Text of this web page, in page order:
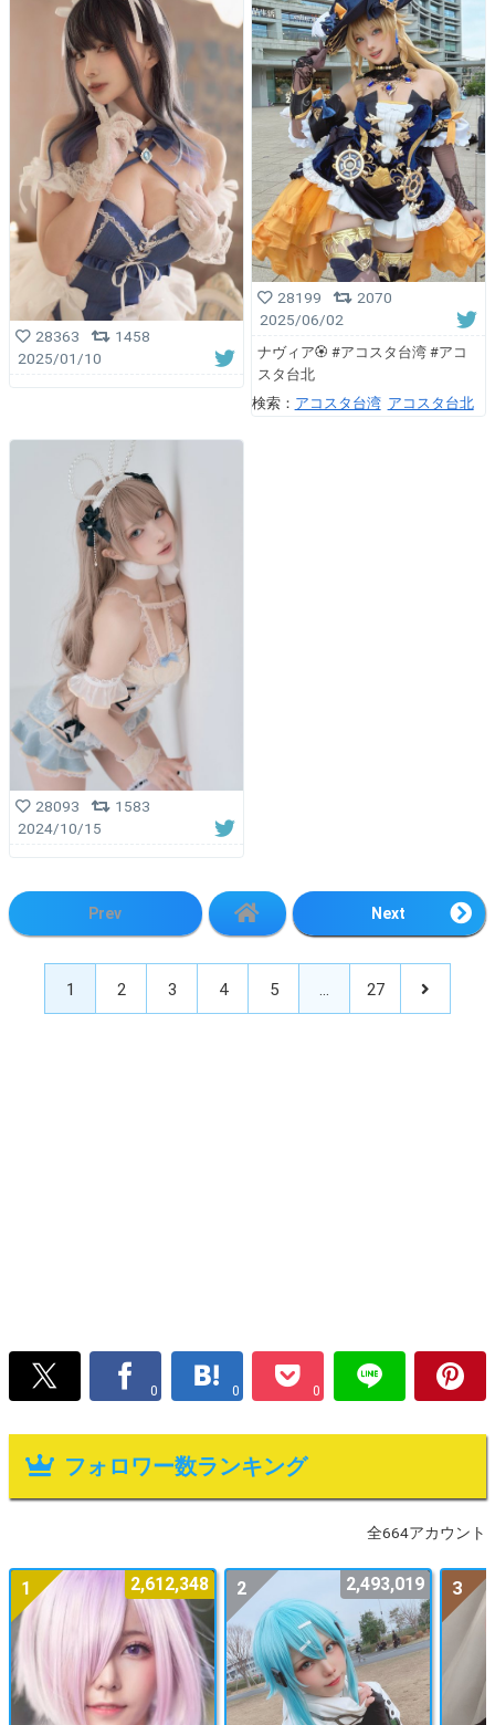
28363
1458
2025/01/10
28199
2070
2025/06/02
ナヴィア🏵️ #アコスタ台湾 #アコ
スタ台北
検索： アコスタ台湾 アコスタ台北
28093
1583
2024/10/15
Prev Next
1 2 3 4 5 … 27
0 0 0
フォロワー数ランキング
全664アカウント
1 2,612,348 2 2,493,019 3